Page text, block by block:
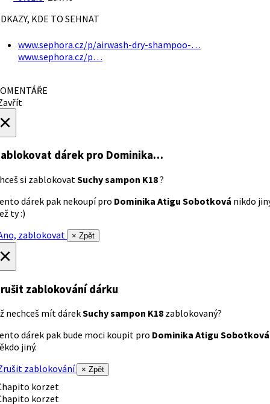
KDE TO SEHNAT
www.sephora.cz/p/airwash-dry-shampoo-…
www.sephora.cz/p…
dárek pro Dominika…
si zablokovatSuchy sampon K18?
dárek pak nekoupí pro Dominika Atigu Sobotková nikdo
ty :)
zablokovat
× Zpět
zablokování dárku
nechceš mít dárekSuchy sampon K18 zablokovaný?
dárek pak bude moci koupit pro Dominika Atigu Sobotková
jiný.
zablokování
× Zpět